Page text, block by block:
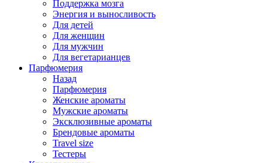
Поддержка мозга
Энергия и выносливость
Для детей
Для женщин
Для мужчин
Для вегетарианцев
Парфюмерия
Назад
Парфюмерия
Женские ароматы
Мужские ароматы
Эксклюзивные ароматы
Брендовые ароматы
Travel size
Тестеры